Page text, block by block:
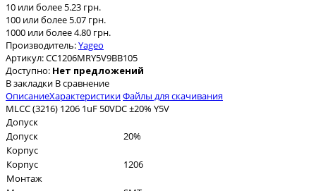
10 или более 5.23 грн.
100 или более 5.07 грн.
1000 или более 4.80 грн.
Производитель:Yageo
Артикул:CC1206MRY5V9BB105
Доступно: Нет предложений
В закладки В сравнение
ОписаниеХарактеристикиФайлы для скачивания
MLCC (3216) 1206 1uF 50VDC ±20% Y5V
Допуск
Допуск
20%
Корпус
Корпус
1206
Монтаж